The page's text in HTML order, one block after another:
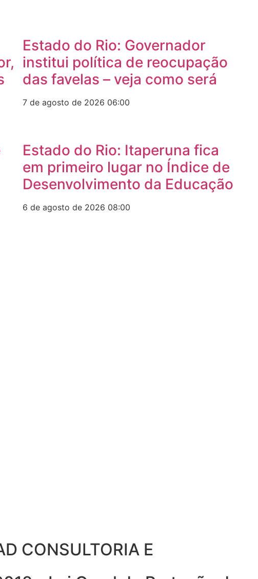
Estado do Rio: Governador
institui política de reocupação
das favelas – veja como será
7 de agosto de 2026 06:00
Estado do Rio: Itaperuna fica
em primeiro lugar no Índice de
Desenvolvimento da Educação
6 de agosto de 2026 08:00
CONSULTORIA E